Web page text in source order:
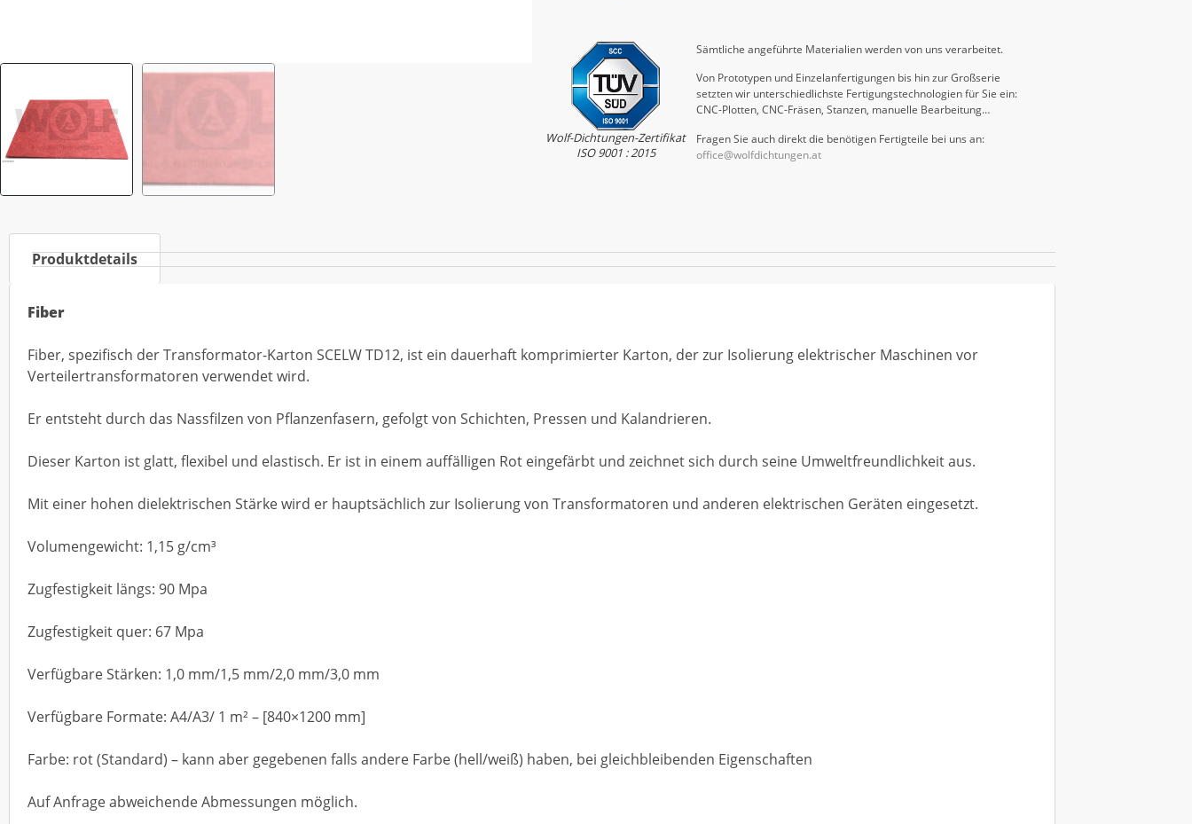
Wolf-Dichtungen-Zertifikat
ISO 9001 : 2015
Sämtliche angeführte Materialien werden von uns verarbeitet.
Von Prototypen und Einzelanfertigungen bis hin zur Großserie
setzten wir unterschiedlichste Fertigungstechnologien für Sie ein:
CNC-Plotten, CNC-Fräsen, Stanzen, manuelle Bearbeitung…
Fragen Sie auch direkt die benötigen Fertigteile bei uns an:
office@wolfdichtungen.at
Produktdetails
Fiber
Fiber, spezifisch der Transformator-Karton SCELW TD12, ist ein dauerhaft komprimierter Karton, der zur Isolierung elektrischer Maschinen vor
Verteilertransformatoren verwendet wird.
Er entsteht durch das Nassfilzen von Pflanzenfasern, gefolgt von Schichten, Pressen und Kalandrieren.
Dieser Karton ist glatt, flexibel und elastisch. Er ist in einem auffälligen Rot eingefärbt und zeichnet sich durch seine Umweltfreundlichkeit aus.
Mit einer hohen dielektrischen Stärke wird er hauptsächlich zur Isolierung von Transformatoren und anderen elektrischen Geräten eingesetzt.
Volumengewicht: 1,15 g/cm³
Zugfestigkeit längs: 90 Mpa
Zugfestigkeit quer: 67 Mpa
Verfügbare Stärken: 1,0 mm/1,5 mm/2,0 mm/3,0 mm
Verfügbare Formate: A4/A3/ 1 m² – [840×1200 mm]
Farbe: rot (Standard) – kann aber gegebenen falls andere Farbe (hell/weiß) haben, bei gleichbleibenden Eigenschaften
Auf Anfrage abweichende Abmessungen möglich.